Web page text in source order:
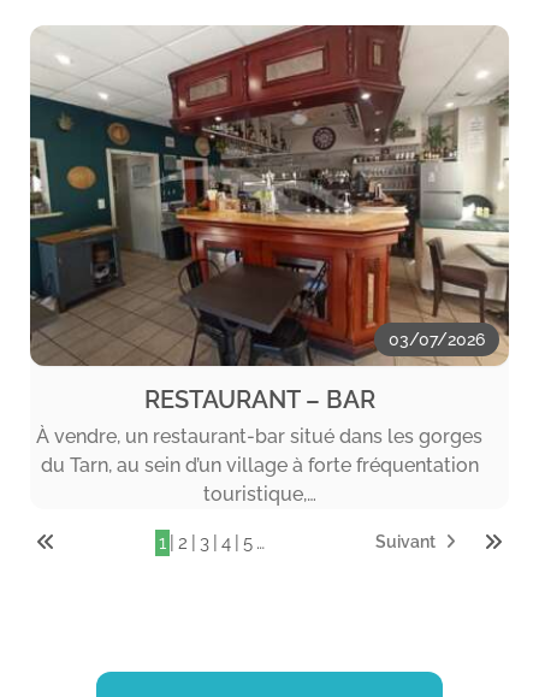
03/07/2026
RESTAURANT – BAR
À vendre, un restaurant-bar situé dans les gorges
du Tarn, au sein d’un village à forte fréquentation
touristique,…
1 | 2 | 3 | 4 | 5 … Suivant